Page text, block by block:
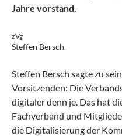
Jahre vorstand.
zVg
Steffen Bersch.
Steffen Bersch sagte zu
Vorsitzenden: Die
digitaler denn je. Das hat
Fachverband und
die Digitalisierung der